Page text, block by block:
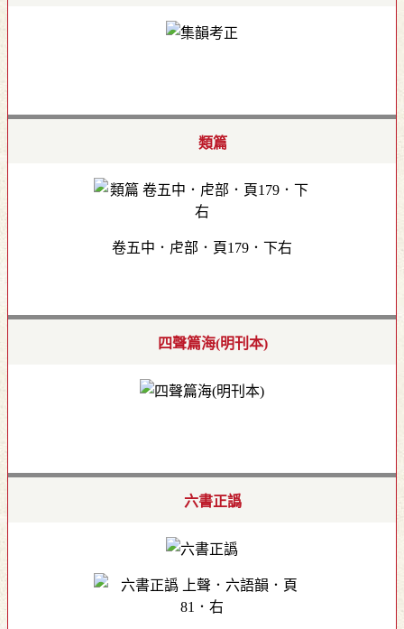
類篇
卷五中．虍部．頁179．下右
四聲篇海(明刊本)
六書正譌